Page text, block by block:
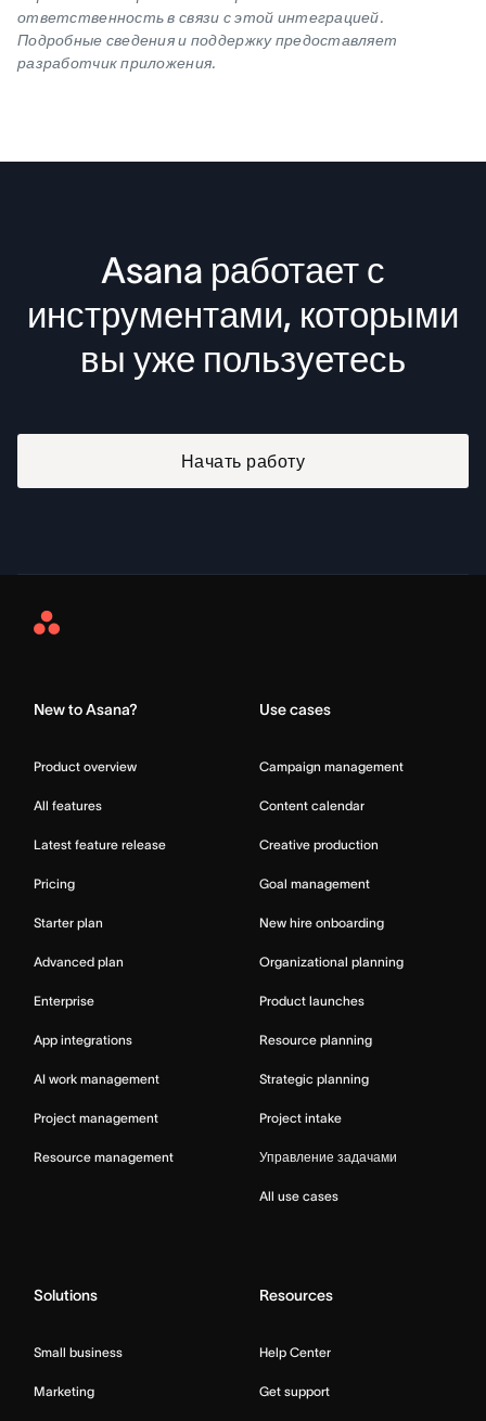
ответственность в связи с этой интеграцией.
Подробные сведения и поддержку предоставляет
разработчик приложения.
Asana работает с
инструментами, которыми
вы уже пользуетесь
Начать работу
Asana
New to Asana?
Product overview
All features
Latest feature release
Pricing
Starter plan
Advanced plan
Enterprise
App integrations
AI work management
Project management
Resource management
Use cases
Campaign management
Content calendar
Creative production
Goal management
New hire onboarding
Organizational planning
Product launches
Resource planning
Strategic planning
Project intake
Управление задачами
All use cases
Solutions
Small business
Marketing
Resources
Help Center
Get support